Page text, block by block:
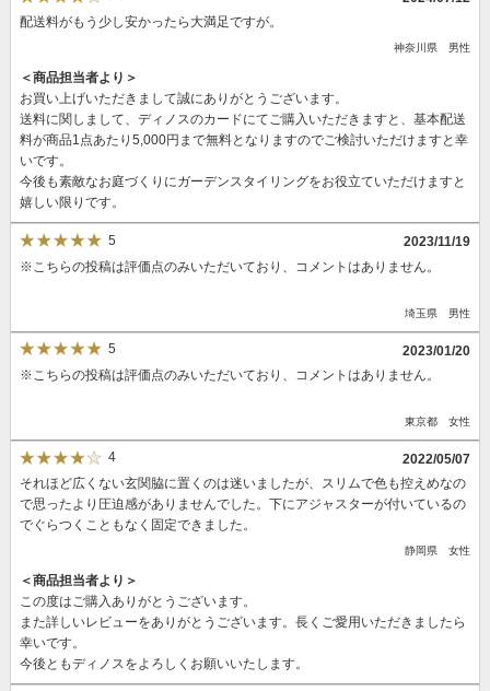
配送料がもう少し安かったら大満足ですが。
神奈川県 男性
＜商品担当者より＞
お買い上げいただきまして誠にありがとうございます。
送料に関しまして、ディノスのカードにてご購入いただきますと、基本配送
料が商品1点あたり5,000円まで無料となりますのでご検討いただけますと幸
いです。
今後も素敵なお庭づくりにガーデンスタイリングをお役立ていただけますと
嬉しい限りです。
5
2023/11/19
※こちらの投稿は評価点のみいただいており、コメントはありません。
埼玉県 男性
5
2023/01/20
※こちらの投稿は評価点のみいただいており、コメントはありません。
東京都 女性
4
2022/05/07
それほど広くない玄関脇に置くのは迷いましたが、スリムで色も控えめなの
で思ったより圧迫感がありませんでした。下にアジャスターが付いているの
でぐらつくこともなく固定できました。
静岡県 女性
＜商品担当者より＞
この度はご購入ありがとうございます。
また詳しいレビューをありがとうございます。長くご愛用いただきましたら
幸いです。
今後ともディノスをよろしくお願いいたします。